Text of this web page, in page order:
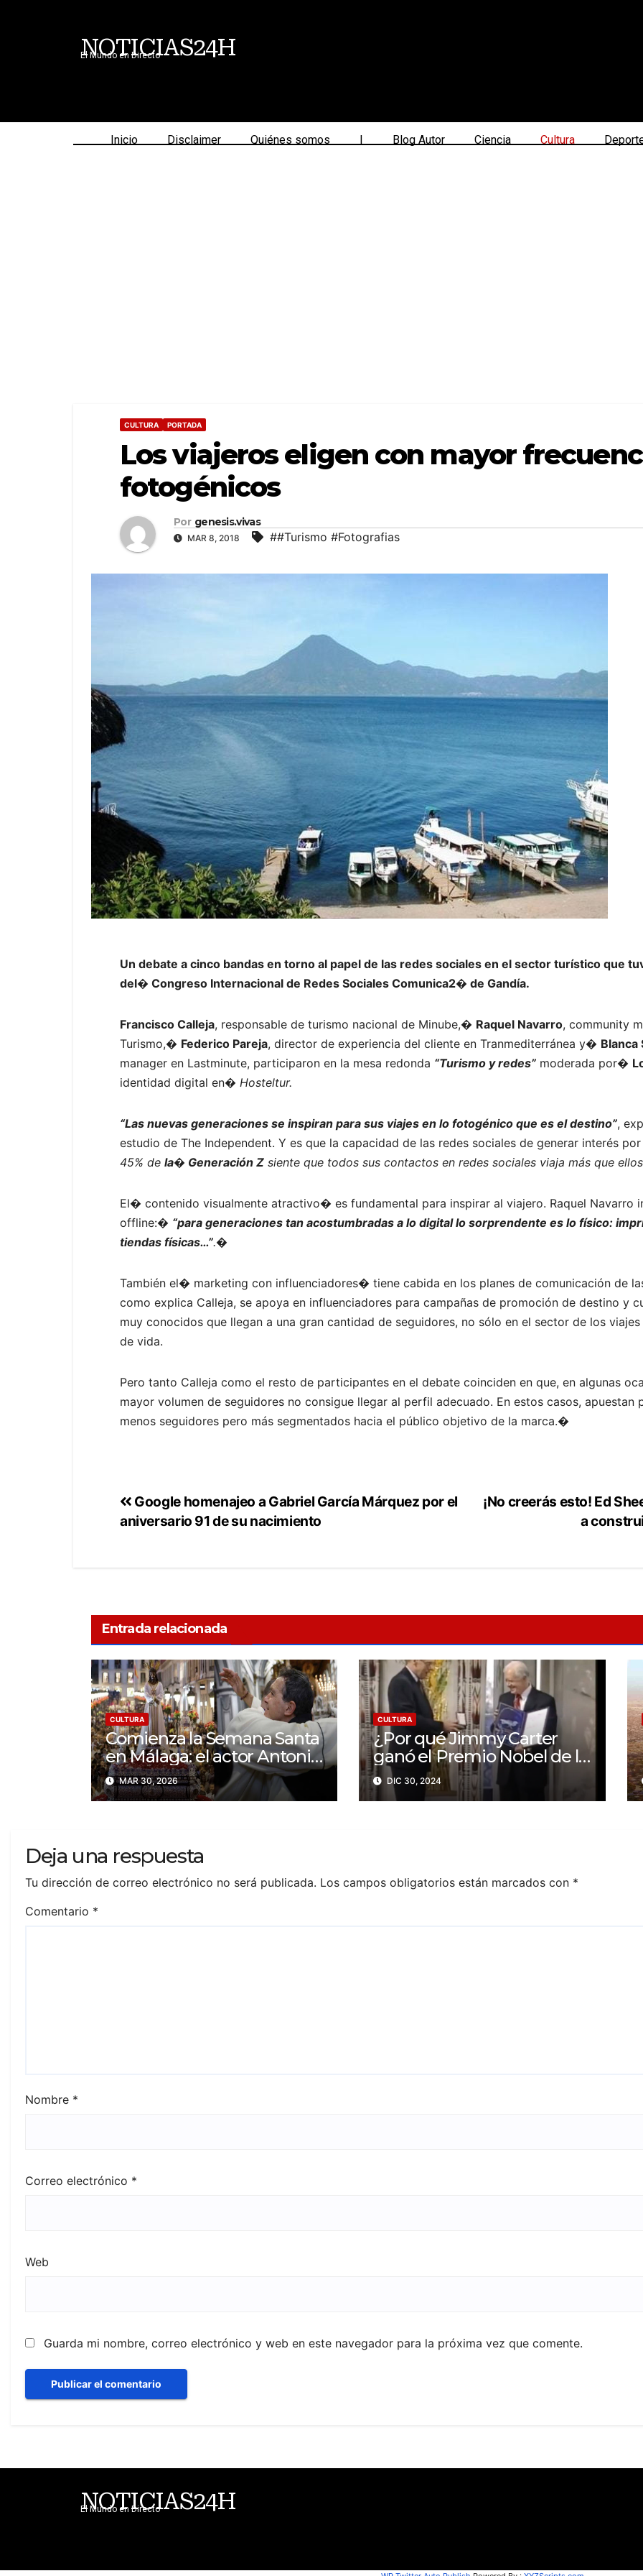
NOTICIAS24H
El Mundo en Directo
Inicio Disclaimer Quiénes somos | Blog Autor Ciencia Cultura
CULTURA PORTADA
Los viajeros eligen con mayor
fotogénicos
Por genesis.vivas
MAR 8, 2018 ##Turismo #Fotografias
Un debate a cinco bandas en torno al papel de las redes sociales en el sector turístico que
del� Congreso Internacional de Redes Sociales Comunica2� de Gandía.
Francisco Calleja, responsable de turismo nacional de Minube,� Raquel Navarro, community
Turismo,� Federico Pareja, director de experiencia del cliente en Tranmediterránea y� Blanca
manager en Lastminute, participaron en la mesa redonda “Turismo y redes” moderada por�
identidad digital en� Hosteltur.
“Las nuevas generaciones se inspiran para sus viajes en lo fotogénico que es el destino”,
estudio de The Independent. Y es que la capacidad de las redes sociales de generar interés
45% de la� Generación Z siente que todos sus contactos en redes sociales viaja más que
El� contenido visualmente atractivo� es fundamental para inspirar al viajero. Raquel Navarro
offline:� “para generaciones tan acostumbradas a lo digital lo sorprendente es lo físico:
tiendas físicas…”.�
También el� marketing con influenciadores� tiene cabida en los planes de comunicación de
como explica Calleja, se apoya en influenciadores para campañas de promoción de destino y
muy conocidos que llegan a una gran cantidad de seguidores, no sólo en el sector de los
de vida.
Pero tanto Calleja como el resto de participantes en el debate coinciden en que, en algunas
mayor volumen de seguidores no consigue llegar al perfil adecuado. En estos casos, apuestan
menos seguidores pero más segmentados hacia el público objetivo de la marca.�
¡No creerás esto! Ed
a
Google homenajeo a Gabriel García Márquez por el
aniversario 91 de su nacimiento
Entrada relacionada
CULTURA
Comienza la Semana Santa
en Málaga: el actor Antonio
Banderas se une a la
celebración
MAR 30, 2026
CULTURA
¿Por qué Jimmy Carter
ganó el Premio Nobel de la
Paz?
DIC 30, 2024
Deja una respuesta
Tu dirección de correo electrónico no será publicada. Los campos obligatorios están marcados con *
Comentario *
Nombre *
Correo electrónico *
Web
Guarda mi nombre, correo electrónico y web en este navegador para la próxima vez que comente.
NOTICIAS24H
El Mundo en Directo